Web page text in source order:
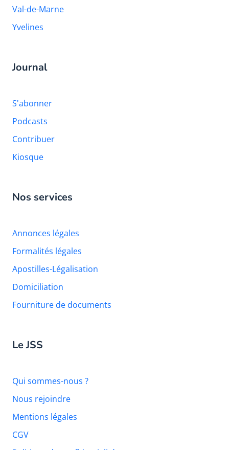
Val-de-Marne
Yvelines
Journal
S'abonner
Podcasts
Contribuer
Kiosque
Nos services
Annonces légales
Formalités légales
Apostilles-Légalisation
Domiciliation
Fourniture de documents
Le JSS
Qui sommes-nous ?
Nous rejoindre
Mentions légales
CGV